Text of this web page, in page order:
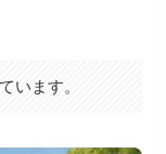
います。